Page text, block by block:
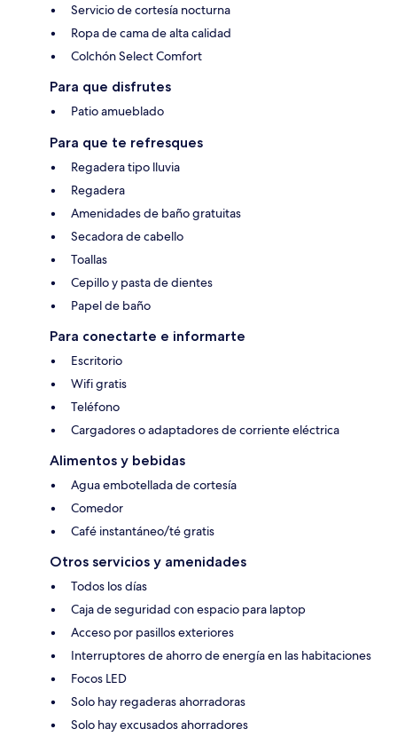
Servicio de cortesía nocturna
Ropa de cama de alta calidad
Colchón Select Comfort
Para que disfrutes
Patio amueblado
Para que te refresques
Regadera tipo lluvia
Regadera
Amenidades de baño gratuitas
Secadora de cabello
Toallas
Cepillo y pasta de dientes
Papel de baño
Para conectarte e informarte
Escritorio
Wifi gratis
Teléfono
Cargadores o adaptadores de corriente eléctrica
Alimentos y bebidas
Agua embotellada de cortesía
Comedor
Café instantáneo/té gratis
Otros servicios y amenidades
Todos los días
Caja de seguridad con espacio para laptop
Acceso por pasillos exteriores
Interruptores de ahorro de energía en las habitaciones
Focos LED
Solo hay regaderas ahorradoras
Solo hay excusados ahorradores